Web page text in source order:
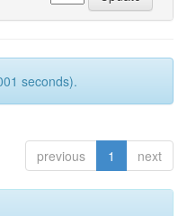
seconds).
previous 1 next